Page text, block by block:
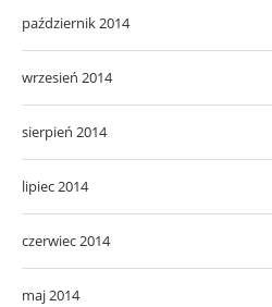
październik 2014
wrzesień 2014
sierpień 2014
lipiec 2014
czerwiec 2014
maj 2014